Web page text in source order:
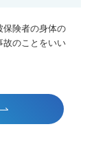
保険者の身体の
故のことをいい